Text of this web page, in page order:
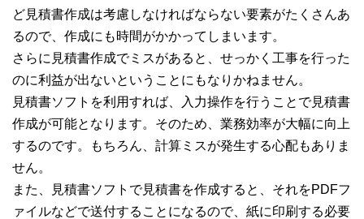
ど見積書作成は考慮しなければならない要素がたくさんあ
るので、作成にも時間がかかってしまいます。
さらに見積書作成でミスがあると、せっかく工事を行った
のに利益が出ないということにもなりかねません。
見積書ソフトを利用すれば、入力操作を行うことで見積書
作成が可能となります。そのため、業務効率が大幅に向上
するのです。もちろん、計算ミスが発生する心配もありま
せん。
また、見積書ソフトで見積書を作成すると、それをPDFフ
ァイルなどで送付することになるので、紙に印刷する必要